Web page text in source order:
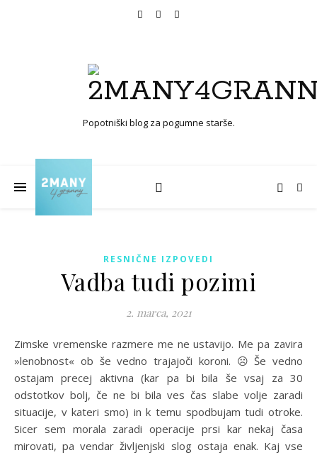
Popotniški blog za pogumne starše.
RESNIČNE IZPOVEDI
Vadba tudi pozimi
2. marca, 2021
Zimske vremenske razmere me ne ustavijo. Me pa zavira
»lenobnost« ob še vedno trajajoči koroni. ☹ Še vedno
ostajam precej aktivna (kar pa bi bila še vsaj za 30
odstotkov bolj, če ne bi bila ves čas slabe volje zaradi
situacije, v kateri smo) in k temu spodbujam tudi otroke.
Sicer sem morala zaradi operacije prsi kar nekaj časa
mirovati, pa vendar življenjski slog ostaja enak. Kaj vse